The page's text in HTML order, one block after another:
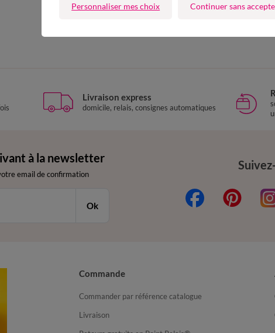
D'autres idées de
Livraison express
domicile, relais, consignes automatiques
à la newsletter
email de confirmation
Ok
Commande
Commander par référence catalogue
Livraison
Personnaliser mes choix Continuer sans